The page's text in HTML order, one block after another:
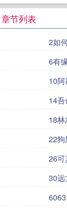
节列表
2如
6有
10
14
18
22
26
30远
6063